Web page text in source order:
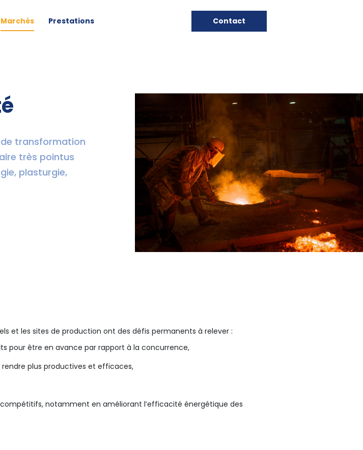
Marchés
Prestations
Contact
transformation
très pointus
plasturgie,
et les sites de production ont des défis permanents à relever :
pour être en avance par rapport à la concurrence,
plus productives et efficaces,
notamment en améliorant l’efficacité énergétique des